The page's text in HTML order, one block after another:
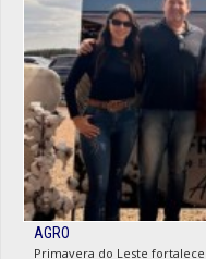
AGRO
Primavera do Leste